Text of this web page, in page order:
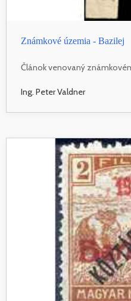
Známkové územia - Bazilej
Článok venovaný
Ing. Peter Valdner